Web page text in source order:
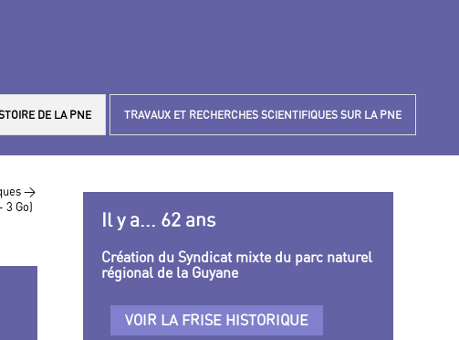
DE LA PNE TRAVAUX ET RECHERCHES SCIENTIFIQUES SUR LA PNE
>
3 Go)
Il y a... 62 ans
Création du Syndicat mixte du parc naturel
régional de la Guyane
VOIR LA FRISE HISTORIQUE